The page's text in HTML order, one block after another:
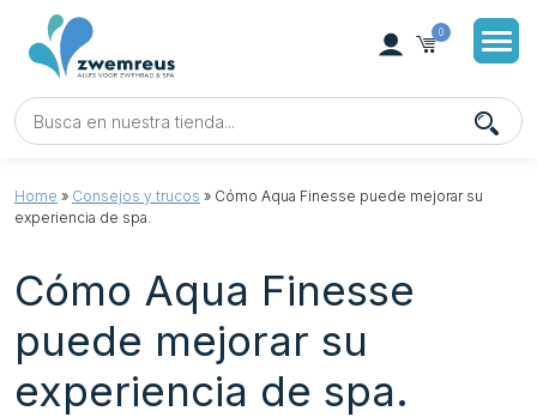
0
Home » Consejos y trucos » Cómo Aqua Finesse puede mejorar su
experiencia de spa.
Cómo Aqua Finesse
puede mejorar su
experiencia de spa.